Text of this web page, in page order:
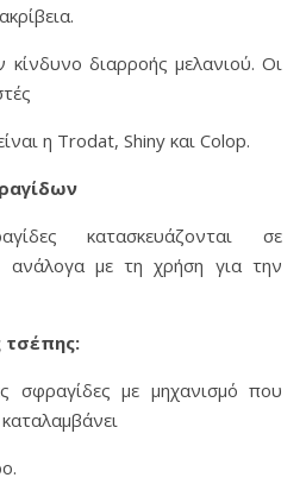
κίνδυνο διαρροής μελανιού. Οι
η Trodat, Shiny και Colop.
κατασκευάζονται σε
ανάλογα με τη χρήση για την
τσέπης:
σφραγίδες με μηχανισμό που